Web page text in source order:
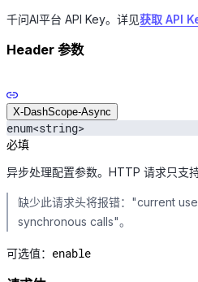
千问AI平台 API Key。详见获取 API
Header 参数
X-DashScope-Async
enum<string>
必填
异步处理配置参数。HTTP 请求只支
缺少此请求头将报错："current
synchronous calls"。
可选值： enable